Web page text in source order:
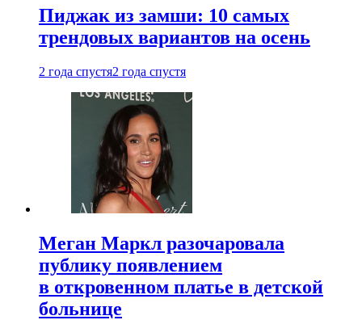
Пиджак из замши: 10 самых
трендовых вариантов на осень
2 года спустя2 года спустя
Меган Маркл разочаровала
публику появлением
в откровенном платье в детской
больнице